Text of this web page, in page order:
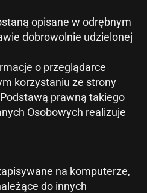
opisane w odrębnym
dobrowolnie udzielonej
o przeglądarce
korzystaniu ze strony
prawną takiego
Osobowych realizuje
na komputerze,
do innych